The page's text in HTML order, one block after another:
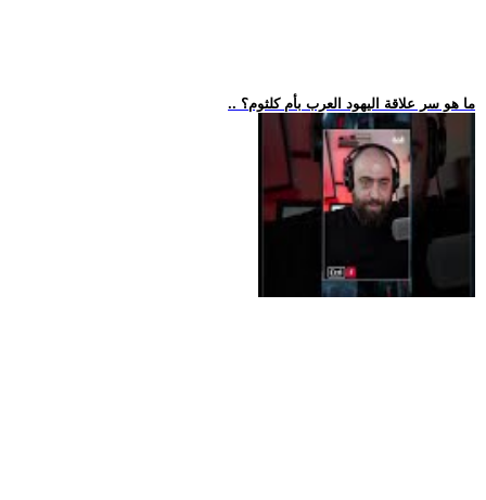
.. ما هو سر علاقة اليهود العرب بأم كلثوم؟